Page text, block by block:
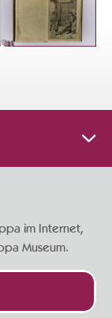
im Internet,
Museum.